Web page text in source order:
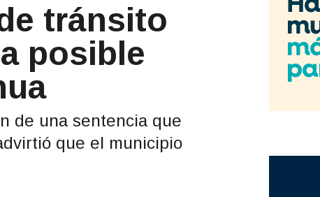
tránsito
posible
de una sentencia que
que el municipio